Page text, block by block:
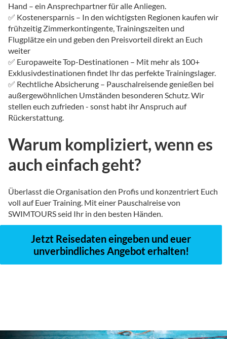
Hand – ein Ansprechpartner für alle Anliegen.
✅ Kostenersparnis – In den wichtigsten Regionen kaufen wir
frühzeitig Zimmerkontingente, Trainingszeiten und
Flugplätze ein und geben den Preisvorteil direkt an Euch
weiter
✅ Europaweite Top-Destinationen – Mit mehr als 100+
Exklusivdestinationen findet Ihr das perfekte Trainingslager.
✅ Rechtliche Absicherung – Pauschalreisende genießen bei
außergewöhnlichen Umständen besonderen Schutz. Wir
stellen euch zufrieden - sonst habt ihr Anspruch auf
Rückerstattung.
Warum kompliziert, wenn es
auch einfach geht?
Überlasst die Organisation den Profis und konzentriert Euch
voll auf Euer Training. Mit einer Pauschalreise von
SWIMTOURS seid Ihr in den besten Händen.
Jetzt Reisedaten eingeben und euer
unverbindliches Angebot erhalten!